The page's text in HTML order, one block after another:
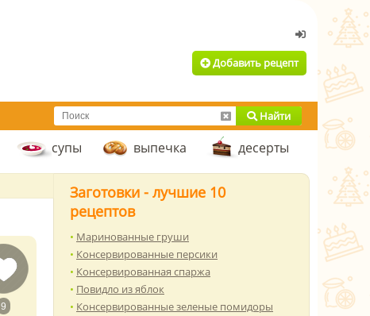
Добавить рецепт
Найти
супы выпечка десерты
9
Заготовки - лучшие 10
рецептов
Маринованные груши
Консервированные персики
Консервированная спаржа
Повидло из яблок
Консервированные зеленые помидоры